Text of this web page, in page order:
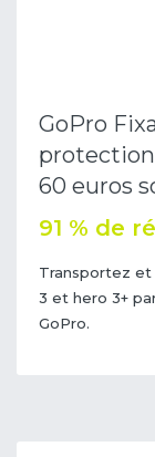
GoPro
protection
60 euros
91 % de
Transportez
3 et hero 3+
GoPro.